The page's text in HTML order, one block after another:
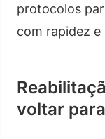
protocolos
com rapidez
voltar